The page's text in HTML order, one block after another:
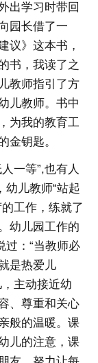
出学习时带回
园长借了一
议》这本书，
书，我读了之
教师指引了方
儿教师。书中
为我的教育工
金钥匙。
一等”,也有人
幼儿教师“站起
工作，练就了
幼儿园工作的
过：“当教师必
是热爱儿
主动接近幼
、尊重和关心
般的温暖。课
儿的注意，课